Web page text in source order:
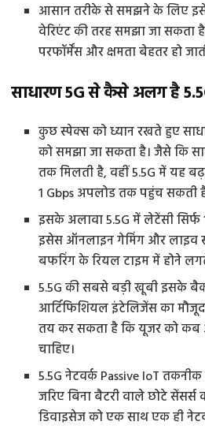
आसान तरीके से समझने के लिए
वेरिएंट की तरह समझा जा सकता
परफॉर्मेंस और क्षमता बेहतर हो
साधारण 5G से कैसे अलग है
कुछ स्पेक्स को ध्यान रखते हुए
को समझा जा सकता है। जैसे कि
तक मिलती है, वहीं 5.5G में यह
1 Gbps अपलोड तक पहुंच सकती
इसके अलावा 5.5G में लेटेंसी सिर्फ
इसेस ऑनलाइन गेमिंग और लाइव
बफरिंग के रियल टाइम में होने
5.5G की सबसे बड़ी खूबी इसके
आर्टिफिशियल इंटेलिजेंस का
तय कर सकता है कि यूजर को कब
चाहिए।
5.5G नेटवर्क Passive IoT
जरिए बिना बैटरी वाले छोटे सेंसर्स
डिवाइसेज को एक साथ एक ही